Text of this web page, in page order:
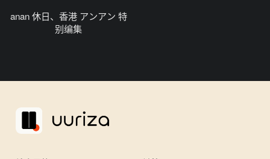
anan 休日、香港 アンアン 特
别编集